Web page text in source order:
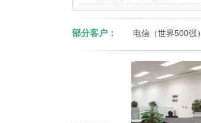
部分客户： 电信（世界500强）